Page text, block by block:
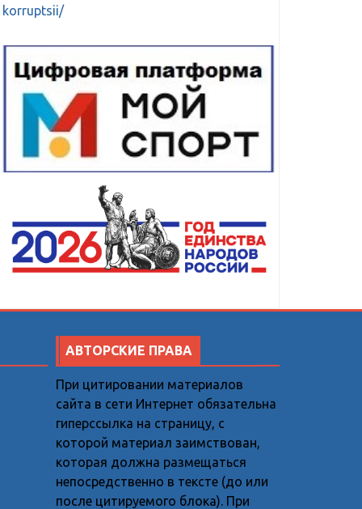
korruptsii/
АВТОРСКИЕ ПРАВА
При цитировании материалов
сайта в сети Интернет обязательна
гиперссылка на страницу, с
которой материал заимствован,
которая должна размещаться
непосредственно в тексте (до или
после цитируемого блока). При